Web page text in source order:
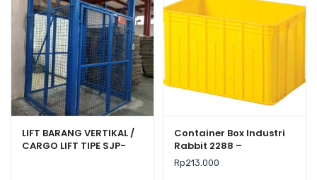
LIFT BARANG VERTIKAL /
CARGO LIFT TIPE SJP-
Container Box Industri
Rabbit 2288 –
Keranjang Plastik
Rapat Serbaguna
Rp213.000